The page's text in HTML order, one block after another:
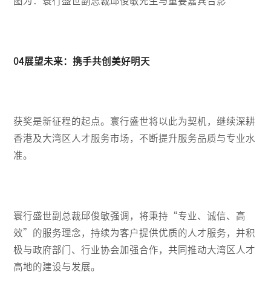
04展望未来：携手共创美好明天
获奖是新征程的起点。寰行盛世将以此为契机，继续深耕
香港及大湾区人才服务市场，不断提升服务品质与专业水
准。
寰行盛世副总裁邱俊敏强调，将秉持“专业、诚信、高
效”的服务理念，持续为客户提供优质的人才服务，并积
极与政府部门、行业协会加强合作，共同推动大湾区人才
高地的建设与发展。